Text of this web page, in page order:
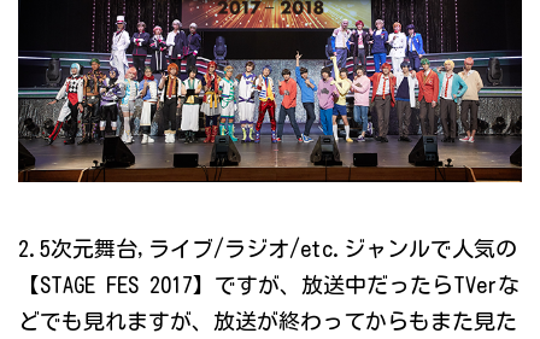
2.5次元舞台,ライブ/ラジオ/etc.ジャンルで人気の
【STAGE FES 2017】ですが、放送中だったらTVerな
どでも見れますが、放送が終わってからもまた見た